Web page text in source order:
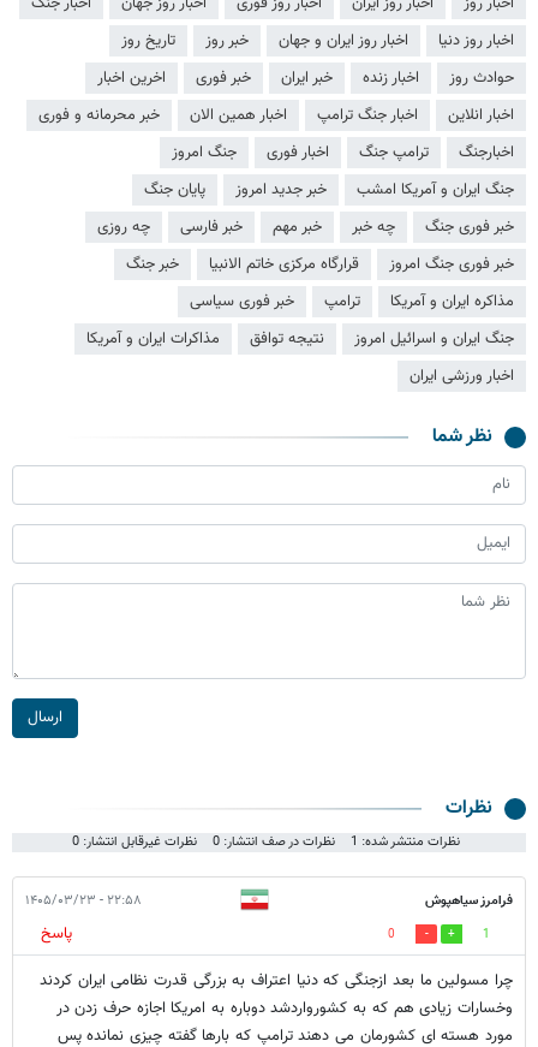
اخبار روز دنیا
اخبار روز ایران و جهان خبر روز
تاریخ روز
حوادث روز
اخبار زنده خبر ایران خبر فوری
اخرین اخبار
اخبار انلاین
اخبار جنگ ترامپ اخبار همین الان
خبر محرمانه و فوری
اخبارجنگ
ترامپ جنگ اخبار فوری
جنگ امروز
جنگ ایران و آمریکا امشب
خبر جدید امروز
پایان جنگ
خبر فوری جنگ
چه خبر خبر مهم خبر فارسی
چه روزی
خبر فوری جنگ امروز
قرارگاه مرکزی خاتم الانبیا
خبر جنگ
مذاکره ایران و آمریکا
ترامپ
خبر فوری سیاسی
جنگ ایران و اسرائیل امروز
نتیجه توافق
مذاکرات ایران و آمریکا
اخبار ورزشی ایران
نظر شما
ارسال
نظرات
نظرات منتشر شده: 1 نظرات در صف انتشار: 0 نظرات غیرقابل انتشار: 0
فرامرز سیاهپوش ۲۲:۵۸ - ۱۴۰۵/۰۳/۲۳
1
0
پاسخ
چرا مسولین ما بعد ازجنگی که دنیا اعتراف به بزرگی قدرت نظامی ایران کردند
وخسارات زیادی هم که به کشورواردشد دوباره به امریکا اجازه حرف زدن در
مورد هسته ای کشورمان می دهند ترامپ که بارها گفته چیزی نمانده پس